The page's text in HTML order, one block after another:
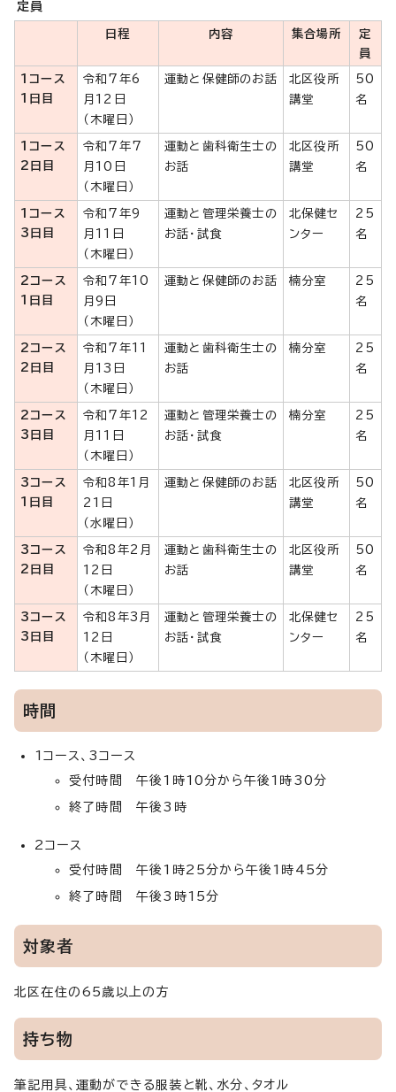
定員
日程 内容 集合場所
定
員
1コース
1日目
令和7年6
月12日
（木曜日）
運動と保健師のお話
北区役所
講堂
50
名
1コース
2日目
令和7年7
月10日
（木曜日）
運動と歯科衛生士の
お話
北区役所
講堂
50
名
1コース
3日目
令和7年9
月11日
（木曜日）
運動と管理栄養士の
お話・試食
北保健セ
ンター
25
名
2コース
1日目
令和7年10
月9日
（木曜日）
運動と保健師のお話 楠分室
25
名
2コース
2日目
令和7年11
月13日
（木曜日）
運動と歯科衛生士の
お話
楠分室
25
名
2コース
3日目
令和7年12
月11日
（木曜日）
運動と管理栄養士の
お話・試食
楠分室
25
名
3コース
1日目
令和8年1月
21日
（水曜日）
運動と保健師のお話
北区役所
講堂
50
名
3コース
2日目
令和8年2月
12日
（木曜日）
運動と歯科衛生士の
お話
北区役所
講堂
50
名
3コース
3日目
令和8年3月
12日
（木曜日）
運動と管理栄養士の
お話・試食
北保健セ
ンター
25
名
時間
1コース、3コース
受付時間 午後1時10分から午後1時30分
終了時間 午後3時
2コース
受付時間 午後1時25分から午後1時45分
終了時間 午後3時15分
対象者
北区在住の65歳以上の方
持ち物
筆記用具、運動ができる服装と靴、水分、タオル